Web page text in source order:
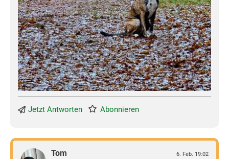
Jetzt Antworten Abonnieren
Tom 6. Feb. 19:02